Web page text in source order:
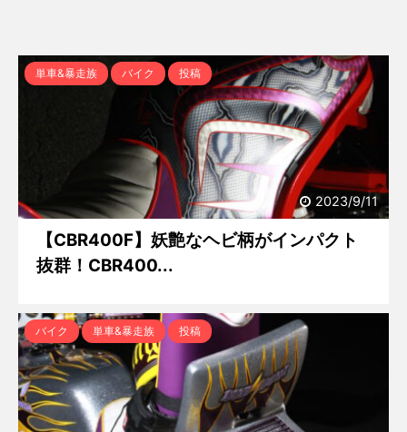
2023/9/11
単車&暴走族 バイク 投稿
【CBR400F】妖艶なヘビ柄がインパクト
抜群！CBR400...
バイク 単車&暴走族 投稿